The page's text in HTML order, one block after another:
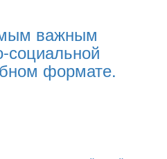
важным
социальной
формате.